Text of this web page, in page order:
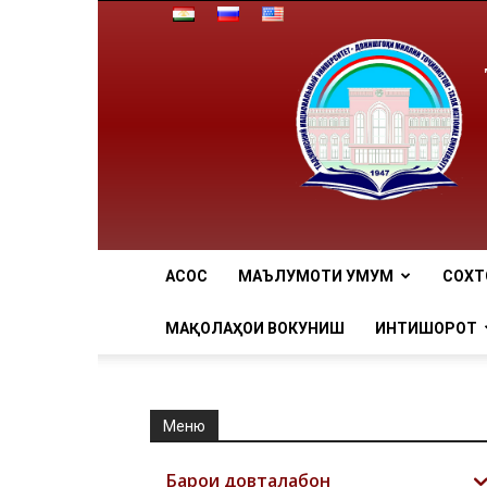
АCОСӢ МАЪЛУМОТИ УМУМӢ
МАҚОЛАҲОИ ВОКУНИШӢ ИНТИШОРОТ
Меню
Барои довталабон